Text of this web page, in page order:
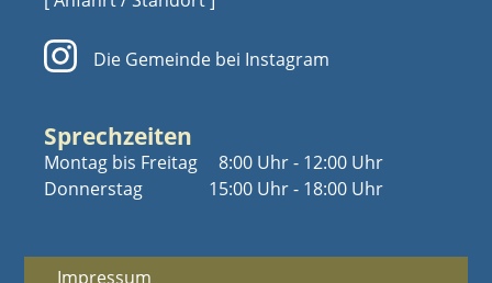
Die Gemeinde bei Instagram
Sprechzeiten
Montag bis Freitag
Donnerstag
8:00 Uhr - 12:00 Uhr
15:00 Uhr - 18:00 Uhr
Impressum